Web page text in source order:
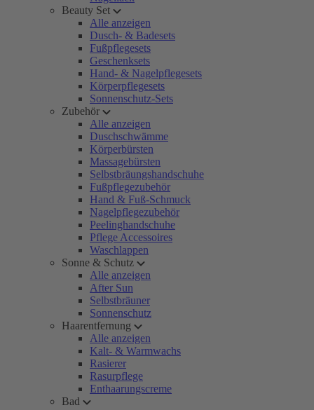
Beauty Set
Alle anzeigen
Dusch- & Badesets
Fußpflegesets
Geschenksets
Hand- & Nagelpflegesets
Körperpflegesets
Sonnenschutz-Sets
Zubehör
Alle anzeigen
Duschschwämme
Körperbürsten
Massagebürsten
Selbstbräungshandschuhe
Fußpflegezubehör
Hand & Fuß-Schmuck
Nagelpflegezubehör
Peelinghandschuhe
Pflege Accessoires
Waschlappen
Sonne & Schutz
Alle anzeigen
After Sun
Selbstbräuner
Sonnenschutz
Haarentfernung
Alle anzeigen
Kalt- & Warmwachs
Rasierer
Rasurpflege
Enthaarungscreme
Bad